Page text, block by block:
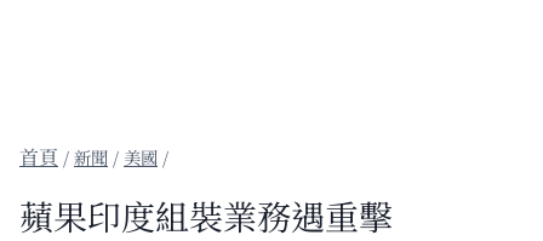
/新聞 / 美國 /
蘋果印度組裝業務遇重擊